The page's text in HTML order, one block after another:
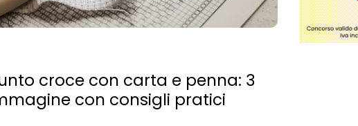
croce con carta e penna: 3
con consigli pratici